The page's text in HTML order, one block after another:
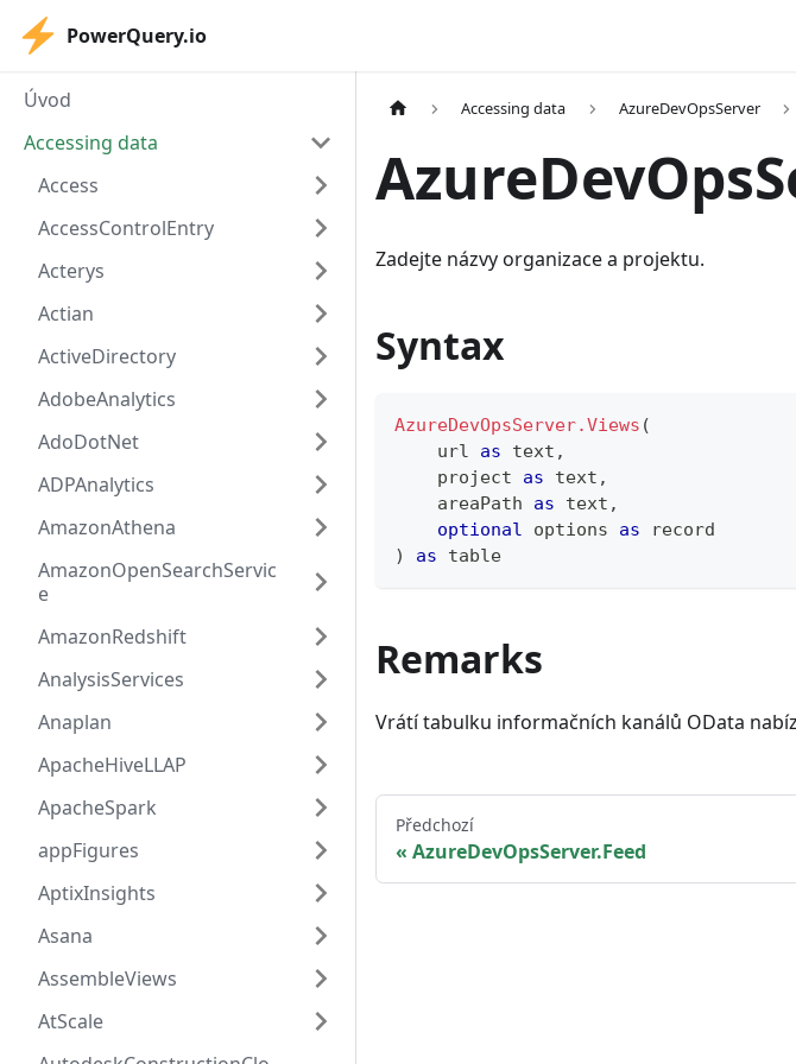
PowerQuery.io
Úvod
Accessing data
Access
AccessControlEntry
Acterys
Actian
ActiveDirectory
AdobeAnalytics
AdoDotNet
ADPAnalytics
AmazonAthena
AmazonOpenSearchServic
e
AmazonRedshift
AnalysisServices
Anaplan
ApacheHiveLLAP
ApacheSpark
appFigures
AptixInsights
Asana
AssembleViews
AtScale
Accessing data AzureDevOpsServer
Zadejte názvy organizace a projektu.
Syntax
AzureDevOpsServer.Views (
    url
as text ,
    project
as text ,
    areaPath
as text ,
optional options as
record
)
as table
Remarks
Vrátí tabulku informačních kanálů OData
Předchozí
AzureDevOpsServer.Feed